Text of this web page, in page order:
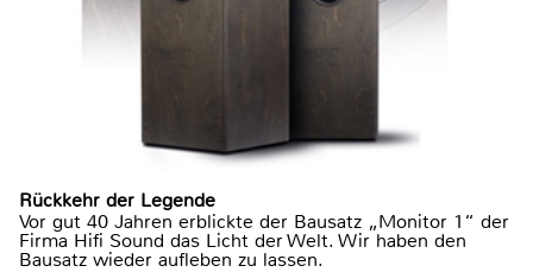
Rückkehr der Legende
Vor gut 40 Jahren erblickte der Bausatz „Monitor 1“ der
Firma Hifi Sound das Licht der Welt. Wir haben den
Bausatz wieder aufleben zu lassen.